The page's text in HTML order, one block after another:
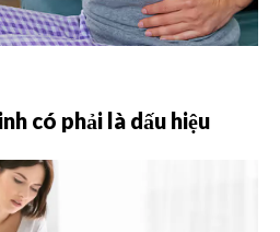
có phải là dấu hiệu